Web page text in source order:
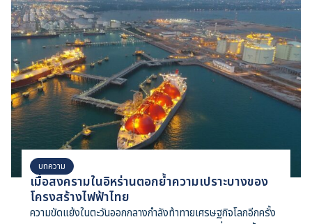
บทความ
เมื่อสงครามในอิหร่านตอกย้ำความเปราะบางของ
โครงสร้างไฟฟ้าไทย
ความขัดแย้งในตะวันออกกลางกำลังท้าทายเศรษฐกิจโลกอีกครั้ง